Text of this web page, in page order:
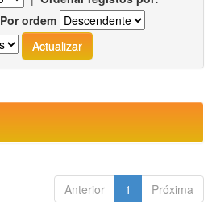
Por ordem
Anterior 1 Próxima